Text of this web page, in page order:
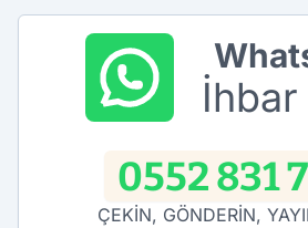
İhbar
0552 831
ÇEKİN, GÖNDERİN,